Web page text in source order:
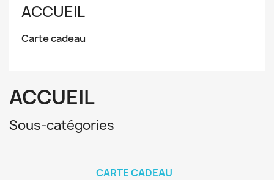
ACCUEIL
Carte cadeau
ACCUEIL
Sous-catégories
CARTE CADEAU